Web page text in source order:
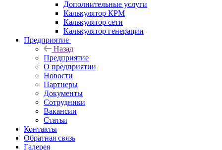
Дополнительные услуги
Калькулятор КРМ
Калькулятор сети
Калькулятор генерации
Предприятие
Назад
Предприятие
О предприятии
Новости
Партнеры
Документы
Сотрудники
Вакансии
Статьи
Контакты
Обратная связь
Галерея